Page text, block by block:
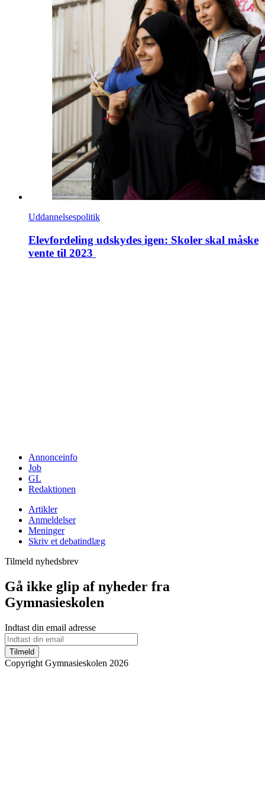
Uddannelsespolitik
Elevfordeling udskydes igen: Skoler skal måske
vente til 2023
Annonceinfo
Job
GL
Redaktionen
Artikler
Anmeldelser
Meninger
Skriv et debatindlæg
Tilmeld nyhedsbrev
Gå ikke glip af nyheder fra
Gymnasieskolen
Indtast din email adresse
Tilmeld
Copyright Gymnasieskolen 2026